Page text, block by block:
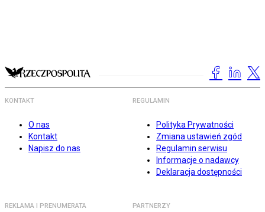
KONTAKT
O nas
Kontakt
Napisz do nas
REGULAMIN
Polityka Prywatności
Zmiana ustawień zgód
Regulamin serwisu
Informacje o nadawcy
Deklaracja dostępności
REKLAMA I PRENUMERATA PARTNERZY